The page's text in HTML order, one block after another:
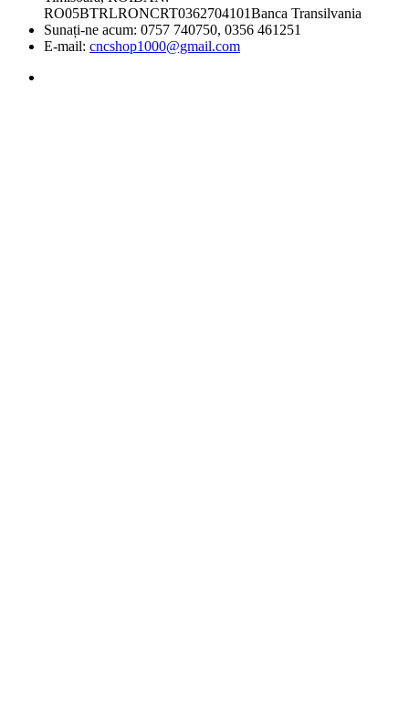
RO05BTRLRONCRT0362704101Banca Transilvania
Sunați-ne acum: 0757 740750, 0356 461251
E-mail: cncshop1000@gmail.com